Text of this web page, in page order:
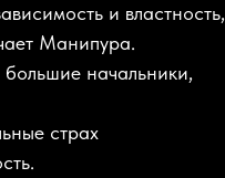
и властность,
Манипура.
начальники,
страх